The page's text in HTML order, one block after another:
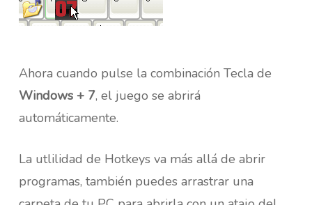
Ahora cuando pulse la combinación Tecla de
Windows + 7, el juego se abrirá
automáticamente.
La utlilidad de Hotkeys va más allá de abrir
programas, también puedes arrastrar una